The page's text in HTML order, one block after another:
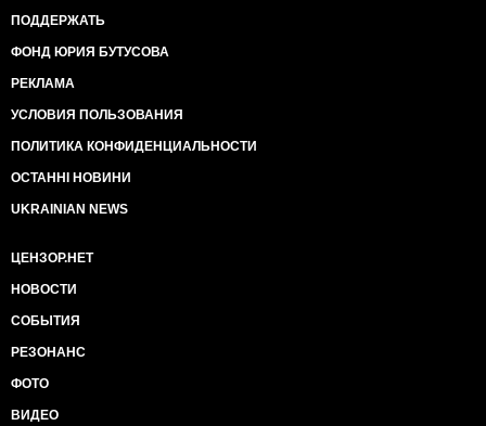
ПОДДЕРЖАТЬ
ФОНД ЮРИЯ БУТУСОВА
РЕКЛАМА
УСЛОВИЯ ПОЛЬЗОВАНИЯ
ПОЛИТИКА КОНФИДЕНЦИАЛЬНОСТИ
ОСТАННІ НОВИНИ
UKRAINIAN NEWS
ЦЕНЗОР.НЕТ
НОВОСТИ
СОБЫТИЯ
РЕЗОНАНС
ФОТО
ВИДЕО